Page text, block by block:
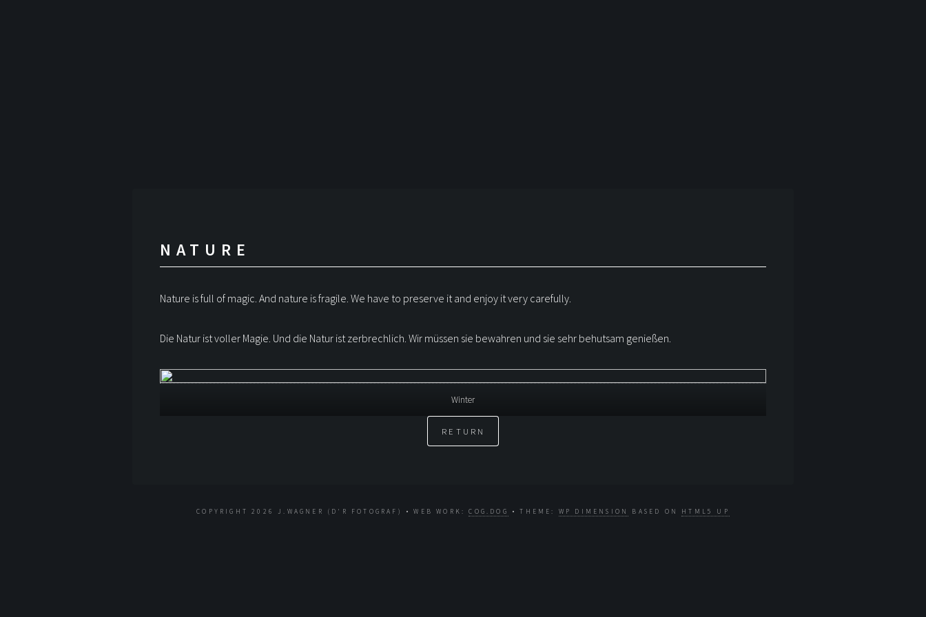
NATURE
Nature is full of magic. And nature is fragile. We have to preserve it and enjoy it very carefully.
Die Natur ist voller Magie. Und die Natur ist zerbrechlich. Wir müssen sie bewahren und sie sehr behutsam genießen.
Winter
RETURN
COPYRIGHT 2026 J.WAGNER (D'R FOTOGRAF) • WEB WORK:COG.DOG • THEME: WP DIMENSION BASED ON HTML5 UP